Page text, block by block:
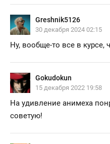
Greshnik5126
30 декабря 2024 02:15
Ну, вообще-то все в курсе,
Gokudokun
15 декабря 2022 19:58
На удивление анимеха
советую!